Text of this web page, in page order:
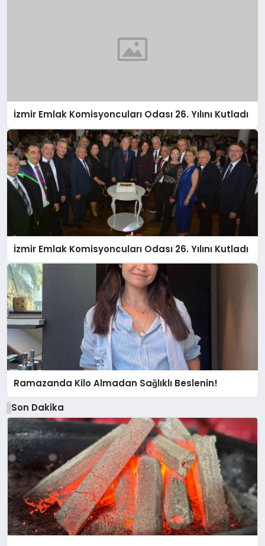
İzmir Emlak Komisyoncuları Odası 26. Yılını Kutladı
İzmir Emlak Komisyoncuları Odası 26. Yılını Kutladı
Ramazanda Kilo Almadan Sağlıklı Beslenin!
Son Dakika